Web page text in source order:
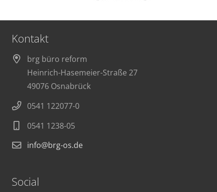
Kontakt
brg büro reform
Heinrich-Hasemeier-Straße 27
49076 Osnabrück
0541 122077-0
0541 1238-05
info@brg-os.de
Social